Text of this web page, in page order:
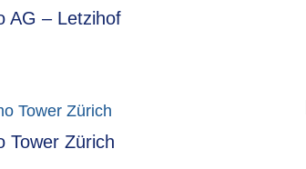
AG – Letzihof
Tower Zürich